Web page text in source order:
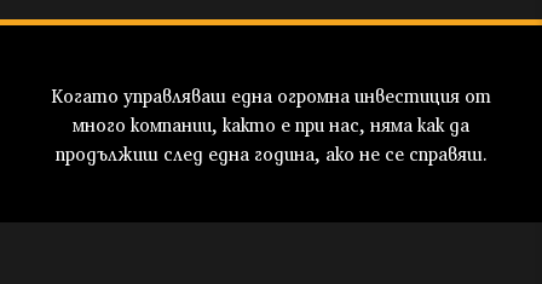
Когато управляваш една огромна инвестиция от
много компании, както е при нас, няма как да
продължиш след една година, ако не се справяш.